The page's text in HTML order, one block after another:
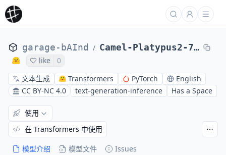
garage-bAInd / Camel-Platypus2-70B
like
0
文本生成
Transformers PyTorch
English
CC BY-NC 4.0
text-generation-inference Has a Space
模型介绍 模型文件 Issues
使用
在 Transformers 中使用